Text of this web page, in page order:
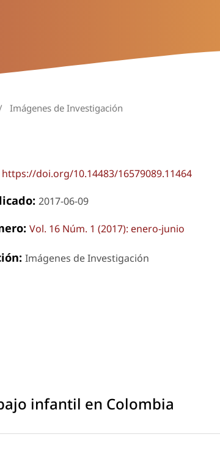
Imágenes de Investigación
https://doi.org/10.14483/16579089.11464
2017-06-09
Vol. 16 Núm. 1 (2017): enero-junio
Imágenes de Investigación
infantil en Colombia